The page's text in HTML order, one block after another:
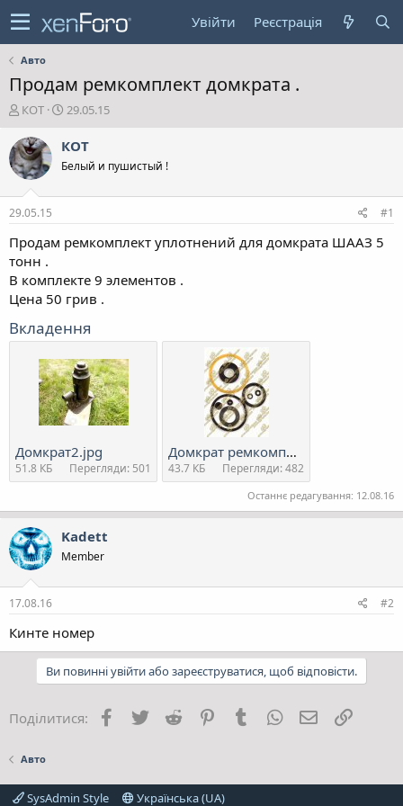
Увійти Реєстрація
Авто
Продам ремкомплект домкрата .
А
т
о
р
е
м
и
КОТ
Д
т
с
р
е
н
я
29.05.15
КОТ
Белый и пушистый !
29.05.15 #1
Продам ремкомплект уплотнений для домкрата ШААЗ 5
тонн .
В комплекте 9 элементов .
Цена 50 грив .
Вкладення
Домкрат2.jpg
51.8 КБ Перегляди: 501
Домкрат ремкомплект ШААЗ 5Т-2.jpg
43.7 КБ Перегляди: 482
Останнє редагування: 12.08.16
Kadett
Member
17.08.16 #2
Кинте номер
Ви повинні увійти або зареєструватися, щоб відповісти.
Поділитися: Facebook
Twitter Reddit PinterestTumblrWhatsApp
E-mail
Авто
SysAdmin Style Українська (UA)